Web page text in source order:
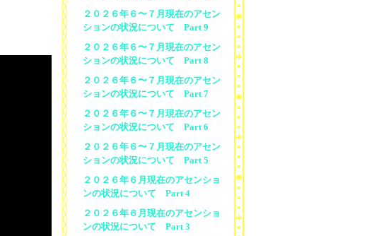
２０２６年６〜７月現在のアセン
ションの状況について Part 9
２０２６年６〜７月現在のアセン
ションの状況について Part 8
２０２６年６〜７月現在のアセン
ションの状況について Part 7
２０２６年６〜７月現在のアセン
ションの状況について Part 6
２０２６年６〜７月現在のアセン
ションの状況について Part 5
２０２６年６月現在のアセンショ
ンの状況について Part 4
２０２６年６月現在のアセンショ
ンの状況について Part 3